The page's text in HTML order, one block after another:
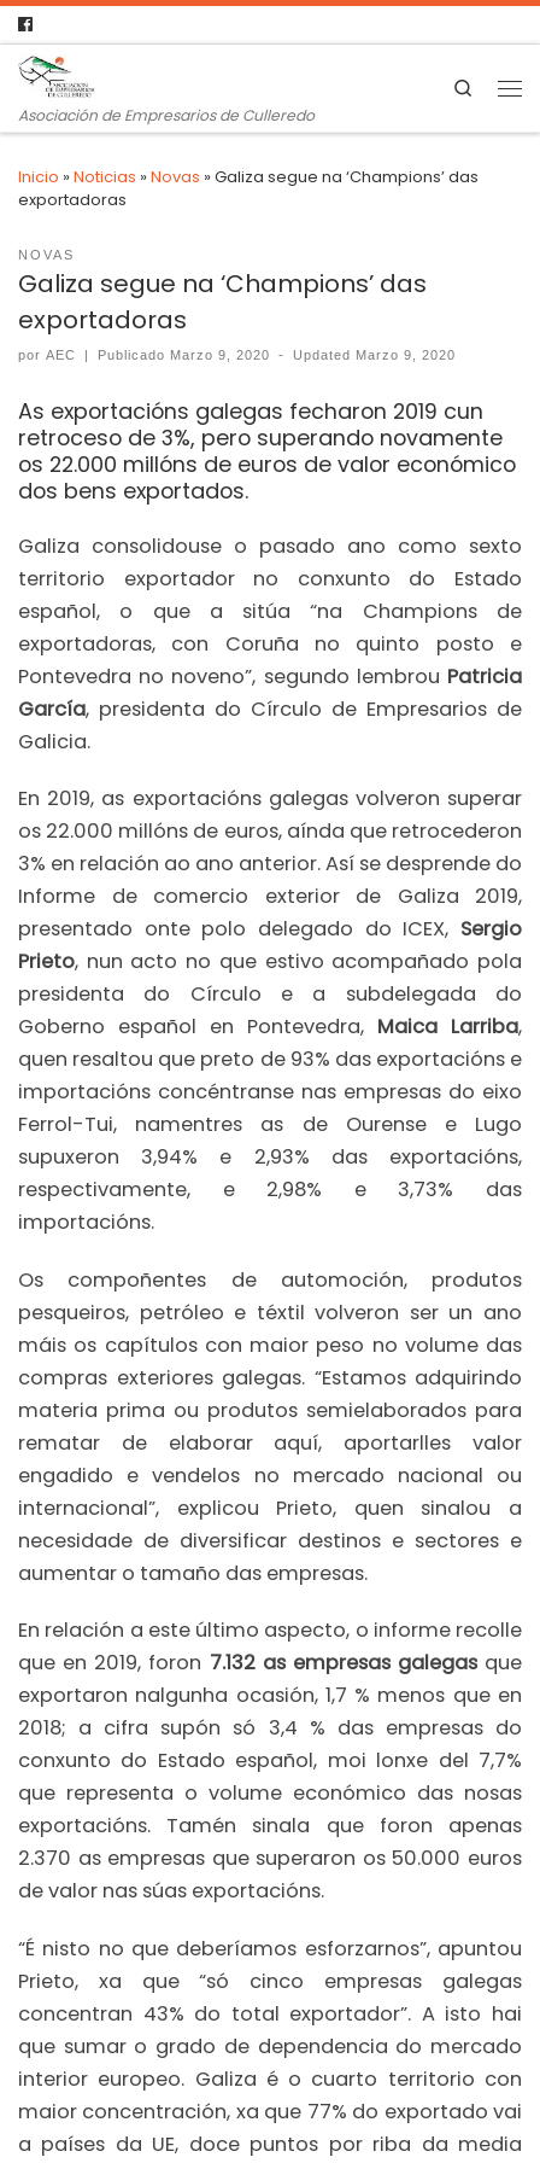
Asociación de Empresarios de Culleredo
Search
Inicio »Noticias »Novas »Galiza segue na ‘Champions’ das
exportadoras
NOVAS
Galiza segue na ‘Champions’ das
exportadoras
por AEC | Publicado Marzo 9, 2020 - Updated Marzo 9, 2020
As exportacións galegas fecharon 2019 cun
retroceso de 3%, pero superando novamente
os 22.000 millóns de euros de valor económico
dos bens exportados.
Galiza consolidouse o pasado ano como sexto
territorio exportador no conxunto do Estado
español, o que a sitúa “na Champions de
exportadoras, con Coruña no quinto posto e
Pontevedra no noveno”, segundo lembrou Patricia
García, presidenta do Círculo de Empresarios de
Galicia.
En 2019, as exportacións galegas volveron superar
os 22.000 millóns de euros, aínda que retrocederon
3% en relación ao ano anterior. Así se desprende do
Informe de comercio exterior de Galiza 2019,
presentado onte polo delegado do ICEX, Sergio
Prieto, nun acto no que estivo acompañado pola
presidenta do Círculo e a subdelegada do
Goberno español en Pontevedra, Maica Larriba,
quen resaltou que preto de 93% das exportacións e
importacións concéntranse nas empresas do eixo
Ferrol-Tui, namentres as de Ourense e Lugo
supuxeron 3,94% e 2,93% das exportacións,
respectivamente, e 2,98% e 3,73% das
importacións.
Os compoñentes de automoción, produtos
pesqueiros, petróleo e téxtil volveron ser un ano
máis os capítulos con maior peso no volume das
compras exteriores galegas. “Estamos adquirindo
materia prima ou produtos semielaborados para
rematar de elaborar aquí, aportarlles valor
engadido e vendelos no mercado nacional ou
internacional”, explicou Prieto, quen sinalou a
necesidade de diversificar destinos e sectores e
aumentar o tamaño das empresas.
En relación a este último aspecto, o informe recolle
que en 2019, foron 7.132 as empresas galegasque
exportaron nalgunha ocasión, 1,7 % menos que en
2018; a cifra supón só 3,4 % das empresas do
conxunto do Estado español, moi lonxe del 7,7%
que representa o volume económico das nosas
exportacións. Tamén sinala que foron apenas
2.370 as empresas que superaron os 50.000 euros
de valor nas súas exportacións.
“É nisto no que deberíamos esforzarnos”, apuntou
Prieto, xa que “só cinco empresas galegas
concentran 43% do total exportador”. A isto hai
que sumar o grado de dependencia do mercado
interior europeo. Galiza é o cuarto territorio con
maior concentración, xa que 77% do exportado vai
a países da UE, doce puntos por riba da media